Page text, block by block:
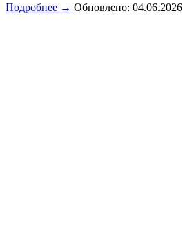
Подробнее → Обновлено: 04.06.2026